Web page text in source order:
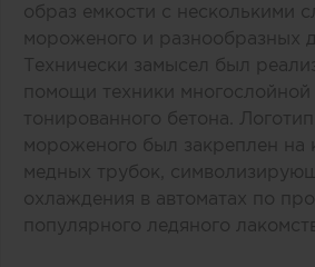
образ емкости с несколькими
мороженого и разнообразных
Технически замысел был
помощи техники многослойной
тонированного бетона.
мороженого был закреплен на
медных трубок,
охлаждения в автоматах по
популярного ледяного